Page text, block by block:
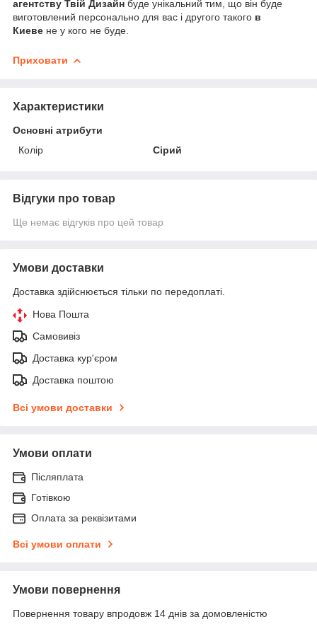
агентству Твій Дизайн буде унікальний тим, що він буде
виготовлений персонально для вас і другого такого в
Киеве не у кого не буде.
Приховати
Характеристики
Основні атрибути
Колір
Сірий
Відгуки про товар
Ще немає відгуків про цей товар
Умови доставки
Доставка здійснюється тільки по передоплаті.
Нова Пошта
Самовивіз
Доставка кур'єром
Доставка поштою
Всі умови доставки
Умови оплати
Післяплата
Готівкою
Оплата за реквізитами
Всі умови оплати
Умови повернення
Повернення товару впродовж 14 днів за домовленістю